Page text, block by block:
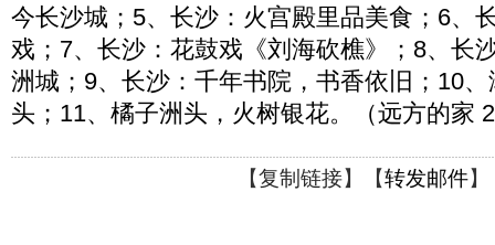
今长沙城；5、长沙：火宫殿里品美食；6、
戏；7、长沙：花鼓戏《刘海砍樵》；8、长
洲城；9、长沙：千年书院，书香依旧；10
头；11、橘子洲头，火树银花。（远方的家
【复制链接】【转发邮件】